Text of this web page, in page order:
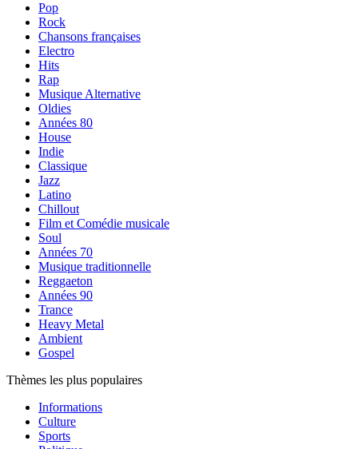
Pop
Rock
Chansons françaises
Electro
Hits
Rap
Musique Alternative
Oldies
Années 80
House
Indie
Classique
Jazz
Latino
Chillout
Film et Comédie musicale
Soul
Années 70
Musique traditionnelle
Reggaeton
Années 90
Trance
Heavy Metal
Ambient
Gospel
Thèmes les plus populaires
Informations
Culture
Sports